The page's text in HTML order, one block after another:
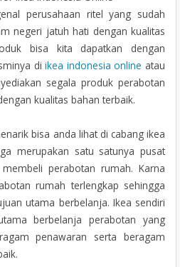
perusahaan ritel yang sudah
negeri jatuh hati dengan kualitas
bisa kita dapatkan dengan
diikea indonesia online atau
segala produk perabotan
kualitas bahan terbaik.
bisa anda lihat di cabang ikea
merupakan satu satunya pusat
perabotan rumah. Karna
rumah terlengkap sehingga
utama berbelanja. Ikea sendiri
berbelanja perabotan yang
penawaran serta beragam